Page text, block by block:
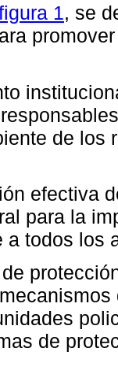
1, se
de los
efectiva
para la
a todos los
de